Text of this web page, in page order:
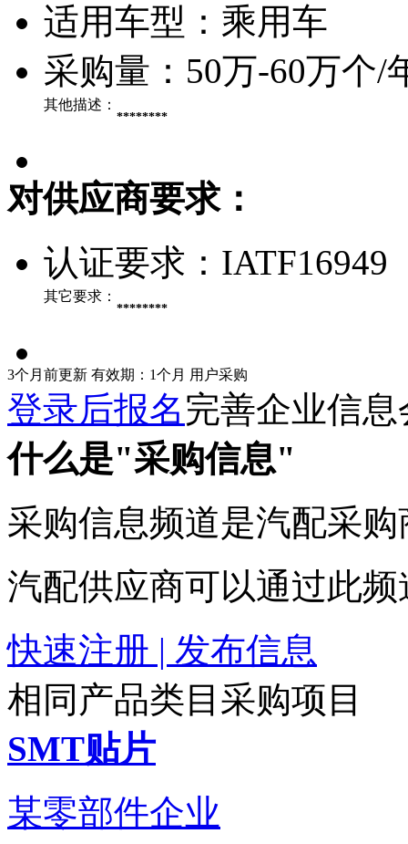
适用车型： 乘用车
采购量： 50万-60万个/
其他描述：
********
对供应商要求：
认证要求： IATF16949
其它要求：
********
3个月前更新 有效期：1个月 用户采购
登录后报名完善企业信
什么是"采购信息"
采购信息频道是汽配采
汽配供应商可以通过此
快速注册 | 发布信息
相同产品类目采购项目
SMT贴片
某零部件企业